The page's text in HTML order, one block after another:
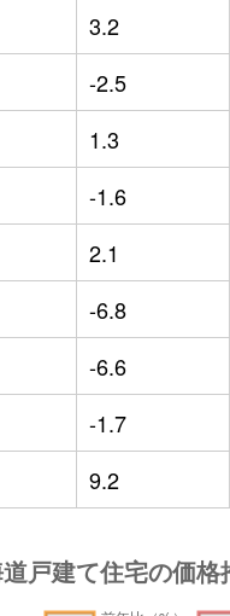
3.2
-2.5
1.3
-1.6
2.1
-6.8
-6.6
-1.7
9.2